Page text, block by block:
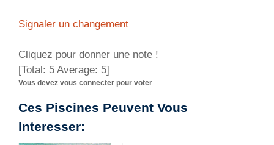
Signaler un changement
Cliquez pour donner une note !
[Total: 5 Average: 5]
Vous devez vous connecter pour voter
Ces Piscines Peuvent Vous
Interesser: